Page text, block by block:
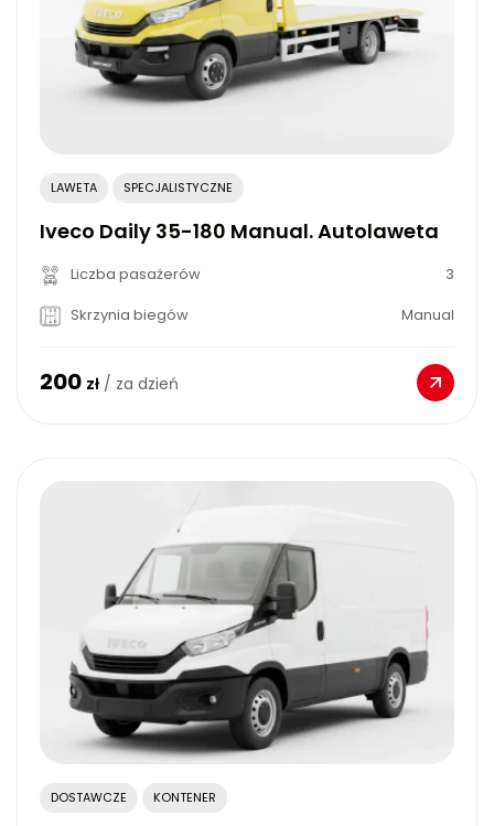
LAWETA SPECJALISTYCZNE
Iveco Daily 35-180 Manual. Autolaweta
Liczba pasażerów
3
Skrzynia biegów
Manual
200 zł / za dzień
DOSTAWCZE KONTENER